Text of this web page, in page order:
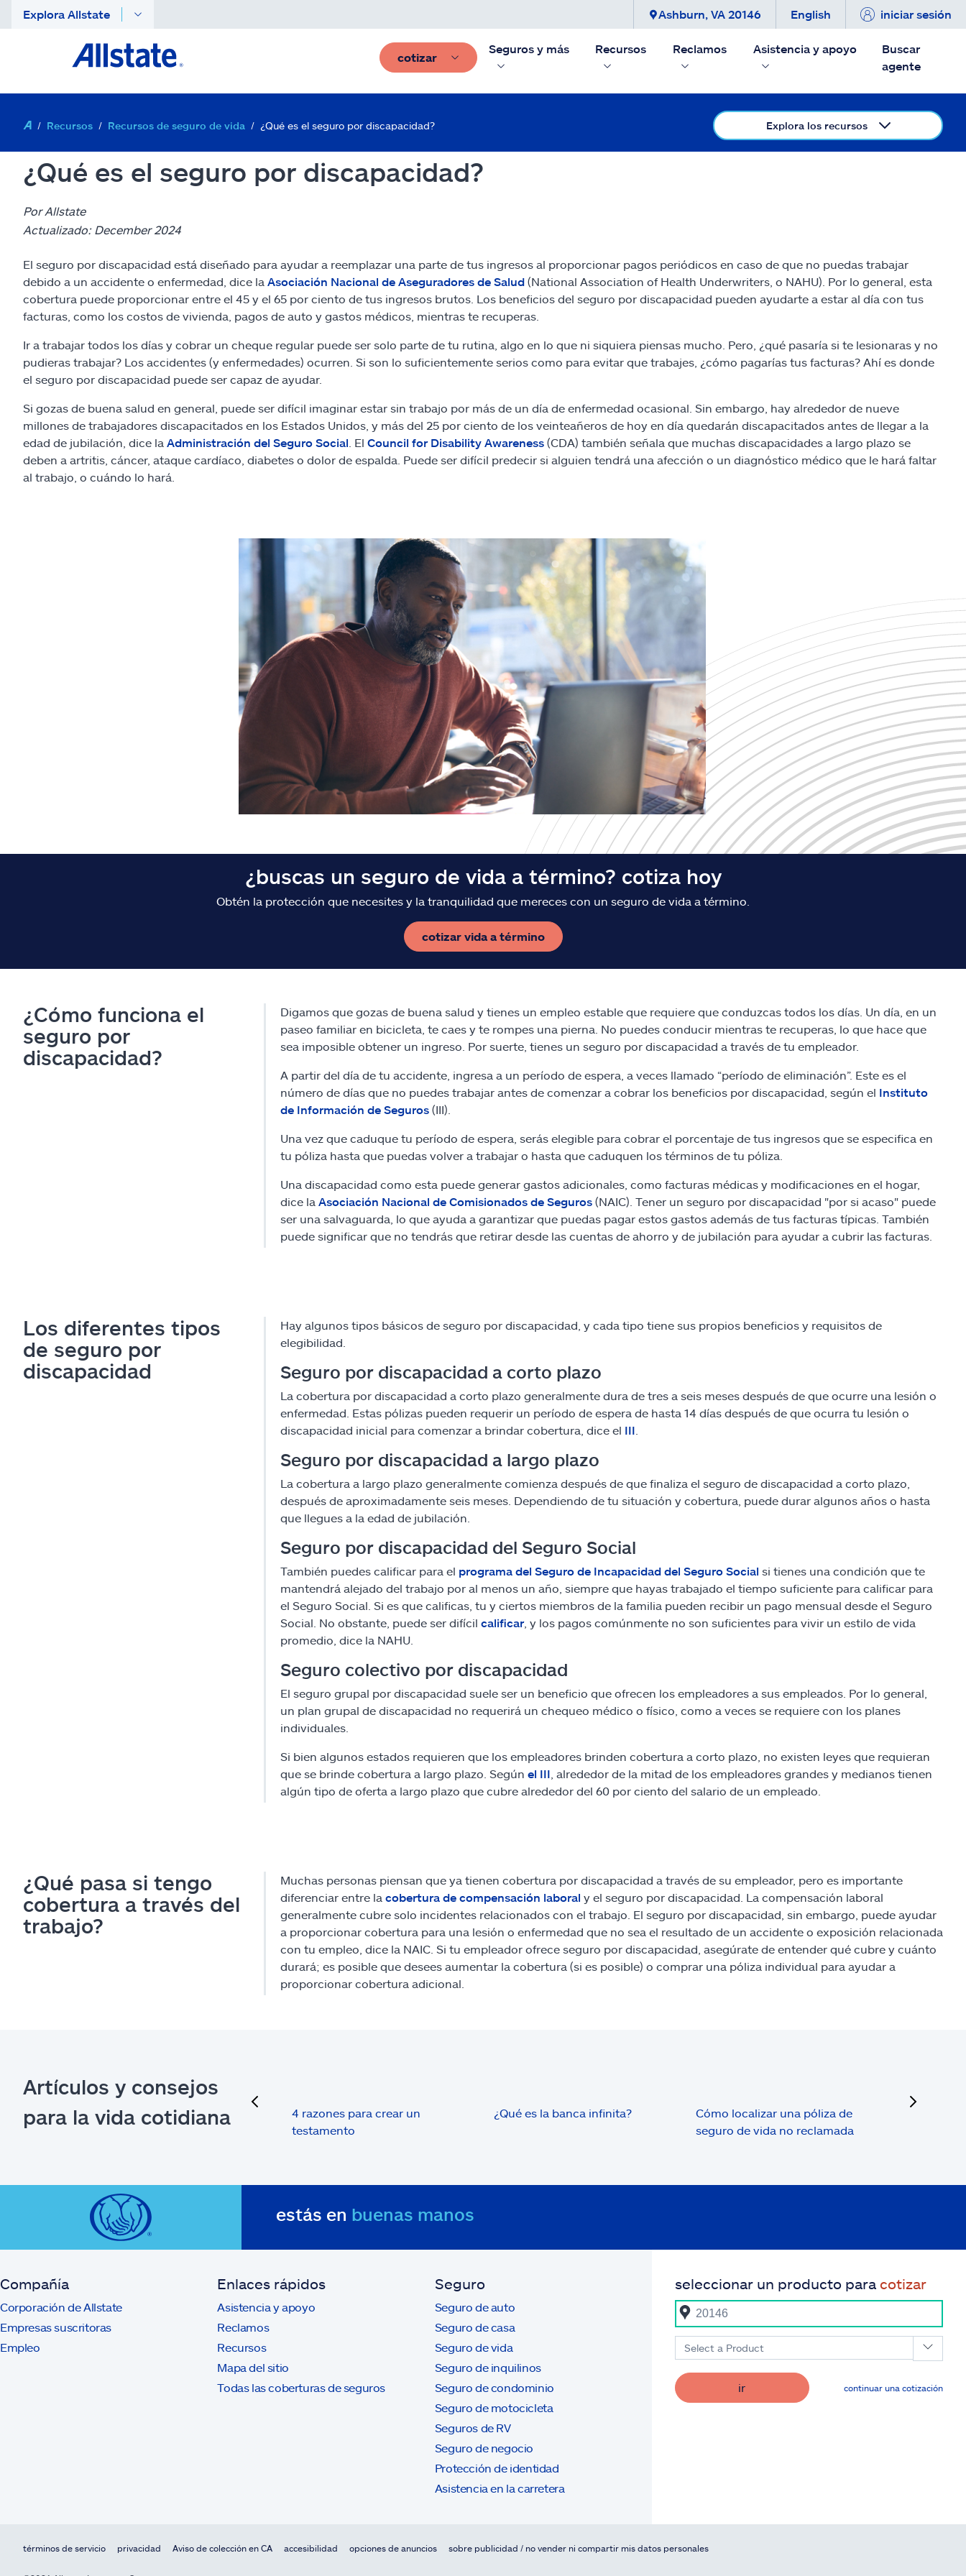
Explora Allstate Ashburn, VA 20146 English iniciar sesión
cotizar
Seguros y más Recursos Reclamos Asistencia y apoyo
Buscar
agente
Recursos Recursos de seguro de vida ¿Qué es el seguro por discapacidad? Explora los recursos
¿Qué es el seguro por discapacidad?
Por Allstate
Actualizado: December 2024
El seguro por discapacidad está diseñado para ayudar a reemplazar una parte de tus ingresos al proporcionar pagos periódicos en caso de que no puedas trabajar
debido a un accidente o enfermedad, dice la Asociación Nacional de Aseguradores de Salud (National Association of Health Underwriters, o NAHU). Por lo general, esta
cobertura puede proporcionar entre el 45 y el 65 por ciento de tus ingresos brutos. Los beneficios del seguro por discapacidad pueden ayudarte a estar al día con tus
facturas, como los costos de vivienda, pagos de auto y gastos médicos, mientras te recuperas.
Ir a trabajar todos los días y cobrar un cheque regular puede ser solo parte de tu rutina, algo en lo que ni siquiera piensas mucho. Pero, ¿qué pasaría si te lesionaras y no
pudieras trabajar? Los accidentes (y enfermedades) ocurren. Si son lo suficientemente serios como para evitar que trabajes, ¿cómo pagarías tus facturas? Ahí es donde
el seguro por discapacidad puede ser capaz de ayudar.
Si gozas de buena salud en general, puede ser difícil imaginar estar sin trabajo por más de un día de enfermedad ocasional. Sin embargo, hay alrededor de nueve
millones de trabajadores discapacitados en los Estados Unidos, y más del 25 por ciento de los veinteañeros de hoy en día quedarán discapacitados antes de llegar a la
edad de jubilación, dice la Administración del Seguro Social . El Council for Disability Awareness (CDA) también señala que muchas discapacidades a largo plazo se
deben a artritis, cáncer, ataque cardíaco, diabetes o dolor de espalda. Puede ser difícil predecir si alguien tendrá una afección o un diagnóstico médico que le hará faltar
al trabajo, o cuándo lo hará.
¿buscas un seguro de vida a término? cotiza hoy
Obtén la protección que necesites y la tranquilidad que mereces con un seguro de vida a término.
cotizar vida a término
¿Cómo funciona el
seguro por
discapacidad?
Digamos que gozas de buena salud y tienes un empleo estable que requiere que conduzcas todos los días. Un día, en un
paseo familiar en bicicleta, te caes y te rompes una pierna. No puedes conducir mientras te recuperas, lo que hace que
sea imposible obtener un ingreso. Por suerte, tienes un seguro por discapacidad a través de tu empleador.
A partir del día de tu accidente, ingresa a un período de espera, a veces llamado “período de eliminación”. Este es el
número de días que no puedes trabajar antes de comenzar a cobrar los beneficios por discapacidad, según el Instituto
de Información de Seguros(III).
Una vez que caduque tu período de espera, serás elegible para cobrar el porcentaje de tus ingresos que se especifica en
tu póliza hasta que puedas volver a trabajar o hasta que caduquen los términos de tu póliza.
Una discapacidad como esta puede generar gastos adicionales, como facturas médicas y modificaciones en el hogar,
dice la Asociación Nacional de Comisionados de Seguros(NAIC). Tener un seguro por discapacidad "por si acaso" puede
ser una salvaguarda, lo que ayuda a garantizar que puedas pagar estos gastos además de tus facturas típicas. También
puede significar que no tendrás que retirar desde las cuentas de ahorro y de jubilación para ayudar a cubrir las facturas.
Los diferentes tipos
de seguro por
discapacidad
Hay algunos tipos básicos de seguro por discapacidad, y cada tipo tiene sus propios beneficios y requisitos de
elegibilidad.
Seguro por discapacidad a corto plazo
La cobertura por discapacidad a corto plazo generalmente dura de tres a seis meses después de que ocurre una lesión o
enfermedad. Estas pólizas pueden requerir un período de espera de hasta 14 días después de que ocurra tu lesión o
discapacidad inicial para comenzar a brindar cobertura, dice el III
Seguro por discapacidad a largo plazo
La cobertura a largo plazo generalmente comienza después de que finaliza el seguro de discapacidad a corto plazo,
después de aproximadamente seis meses. Dependiendo de tu situación y cobertura, puede durar algunos años o hasta
que llegues a la edad de jubilación.
Seguro por discapacidad del Seguro Social
También puedes calificar para el programa del Seguro de Incapacidad del Seguro Social si tienes una condición que te
mantendrá alejado del trabajo por al menos un año, siempre que hayas trabajado el tiempo suficiente para calificar para
el Seguro Social. Si es que calificas, tu y ciertos miembros de la familia pueden recibir un pago mensual desde el Seguro
Social. No obstante, puede ser difícil calificar, y los pagos comúnmente no son suficientes para vivir un estilo de vida
promedio, dice la NAHU.
Seguro colectivo por discapacidad
El seguro grupal por discapacidad suele ser un beneficio que ofrecen los empleadores a sus empleados. Por lo general,
un plan grupal de discapacidad no requerirá un chequeo médico o físico, como a veces se requiere con los planes
individuales.
Si bien algunos estados requieren que los empleadores brinden cobertura a corto plazo, no existen leyes que requieran
que se brinde cobertura a largo plazo. Según el III , alrededor de la mitad de los empleadores grandes y medianos tienen
algún tipo de oferta a largo plazo que cubre alrededor del 60 por ciento del salario de un empleado.
¿Qué pasa si tengo
cobertura a través del
trabajo?
Muchas personas piensan que ya tienen cobertura por discapacidad a través de su empleador, pero es importante
diferenciar entre la cobertura de compensación laboral y el seguro por discapacidad. La compensación laboral
generalmente cubre solo incidentes relacionados con el trabajo. El seguro por discapacidad, sin embargo, puede ayudar
a proporcionar cobertura para una lesión o enfermedad que no sea el resultado de un accidente o exposición relacionada
con tu empleo, dice la NAIC. Si tu empleador ofrece seguro por discapacidad, asegúrate de entender qué cubre y cuánto
durará; es posible que desees aumentar la cobertura (si es posible) o comprar una póliza individual para ayudar a
proporcionar cobertura adicional.
Artículos y consejos
para la vida cotidiana
4 razones para crear un
testamento
¿Qué es la banca infinita?
Cómo localizar una póliza de
seguro de vida no reclamada
next
estás en buenas manos
Compañía
Corporación de Allstate
Empresas suscritoras
Empleo
Enlaces rápidos
Asistencia y apoyo
Reclamos
Recursos
Mapa del sitio
Todas las coberturas de seguros
Seguro
Seguro de auto
Seguro de casa
Seguro de vida
Seguro de inquilinos
Seguro de condominio
Seguro de motocicleta
Seguros de RV
Seguro de negocio
Protección de identidad
Asistencia en la carretera
seleccionar un producto para cotizar
Select a Product
ir continuar una cotización
términos de servicio privacidad Aviso de colección en CA accesibilidad opciones de anuncios sobre publicidad / no vender ni compartir mis datos personales